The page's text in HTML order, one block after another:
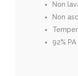
Non
Non
92% PA